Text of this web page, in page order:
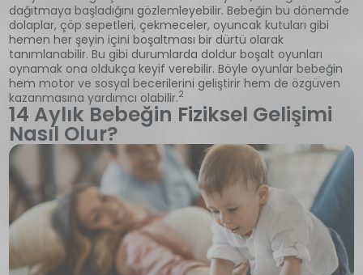
dağıtmaya başladığını gözlemleyebilir. Bebeğin bu dönemde
dolaplar, çöp sepetleri, çekmeceler, oyuncak kutuları gibi
hemen her şeyin içini boşaltması bir dürtü olarak
tanımlanabilir. Bu gibi durumlarda doldur boşalt oyunları
oynamak ona oldukça keyif verebilir. Böyle oyunlar bebeğin
hem motor ve sosyal becerilerini geliştirir hem de özgüven
kazanmasına yardımcı olabilir.2
14 Aylık Bebeğin Fiziksel Gelişimi
Nasıl Olur?